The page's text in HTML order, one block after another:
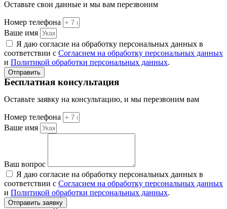
Оставьте свои данные и мы вам перезвоним
Номер телефона
Ваше имя
Я даю согласие на обработку персональных данных в
соответствии с Согласием на обработку персональных данных
и Политикой обработки персональных данных.
Отправить
Бесплатная консультация
Оставьте заявку на консультацию, и мы перезвоним вам
Номер телефона
Ваше имя
Ваш вопрос
Я даю согласие на обработку персональных данных в
соответствии с Согласием на обработку персональных данных
и Политикой обработки персональных данных.
Отправить заявку